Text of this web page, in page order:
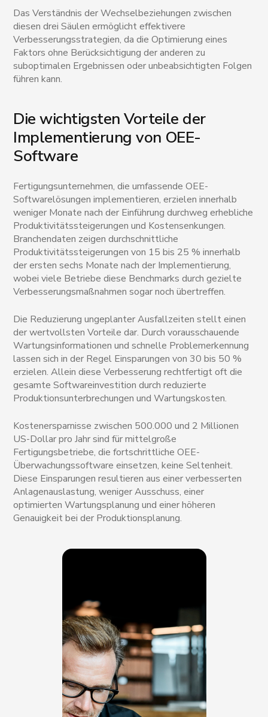
Das Verständnis der Wechselbeziehungen zwischen
diesen drei Säulen ermöglicht effektivere
Verbesserungsstrategien, da die Optimierung eines
Faktors ohne Berücksichtigung der anderen zu
suboptimalen Ergebnissen oder unbeabsichtigten Folgen
führen kann.
Die wichtigsten Vorteile der
Implementierung von OEE-
Software
Fertigungsunternehmen, die umfassende OEE-
Softwarelösungen implementieren, erzielen innerhalb
weniger Monate nach der Einführung durchweg erhebliche
Produktivitätssteigerungen und Kostensenkungen.
Branchendaten zeigen durchschnittliche
Produktivitätssteigerungen von 15 bis 25 % innerhalb
der ersten sechs Monate nach der Implementierung,
wobei viele Betriebe diese Benchmarks durch gezielte
Verbesserungsmaßnahmen sogar noch übertreffen.
Die Reduzierung ungeplanter Ausfallzeiten stellt einen
der wertvollsten Vorteile dar. Durch vorausschauende
Wartungsinformationen und schnelle Problemerkennung
lassen sich in der Regel Einsparungen von 30 bis 50 %
erzielen. Allein diese Verbesserung rechtfertigt oft die
gesamte Softwareinvestition durch reduzierte
Produktionsunterbrechungen und Wartungskosten.
Kostenersparnisse zwischen 500.000 und 2 Millionen
US-Dollar pro Jahr sind für mittelgroße
Fertigungsbetriebe, die fortschrittliche OEE-
Überwachungssoftware einsetzen, keine Seltenheit.
Diese Einsparungen resultieren aus einer verbesserten
Anlagenauslastung, weniger Ausschuss, einer
optimierten Wartungsplanung und einer höheren
Genauigkeit bei der Produktionsplanung.